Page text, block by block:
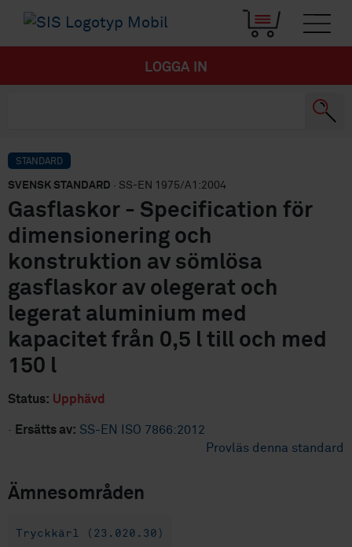
LOGGA IN
STANDARD
SVENSK STANDARD · SS-EN 1975/A1:2004
Gasflaskor - Specification för
dimensionering och
konstruktion av sömlösa
gasflaskor av olegerat och
legerat aluminium med
kapacitet från 0,5 l till och med
150 l
Status: Upphävd
· Ersätts av: SS-EN ISO 7866:2012
Provläs denna standard
Ämnesområden
Tryckkärl (23.020.30)